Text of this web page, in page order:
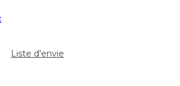
Liste d'envie